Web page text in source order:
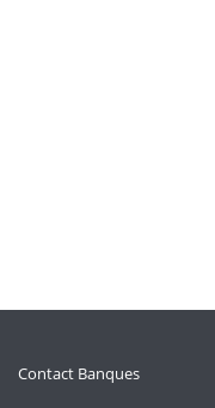
Contact Banques